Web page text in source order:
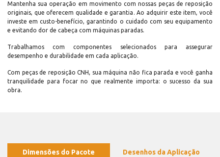
Mantenha sua operação em movimento com nossas peças de reposição
originais, que oferecem qualidade e garantia. Ao adquirir este item, você
investe em custo-benefício, garantindo o cuidado com seu equipamento
e evitando dor de cabeça com máquinas paradas.
Trabalhamos com componentes selecionados para assegurar
desempenho e durabilidade em cada aplicação.
Com peças de reposição CNH, sua máquina não fica parada e você ganha
tranquilidade para focar no que realmente importa: o sucesso da sua
obra.
Dimensões do Pacote Desenhos da Aplicação